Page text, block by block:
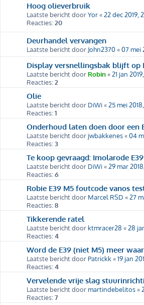
Hoog olieverbruik
Laatste bericht doorYor«22 dec 2019,
Reacties:20
Deurhandel vervangen
Laatste bericht door John2370«07 mei
Display versnellingsbak blijft op
Laatste bericht door Robin«21 jan
Reacties:2
Olie
Laatste bericht door DiWi«25 mei
Reacties:1
Onderhoud laten doen door een
Laatste bericht door jwbakkenes«04
Reacties:3
Te koop gevraagd: Imolarode
Laatste bericht door DiWi«29 mar
Reacties:6
Robie E39 M5 foutcode vanos
Laatste bericht door Marcel RSD «27
Reacties:8
Tikkerende ratel
Laatste bericht door ktmracer28 «28
Reacties:4
Word de E39 (niet M5) meer
Laatste bericht door Patrickk «19 jan
Reacties:4
Vervelende vrije slag
Laatste bericht door martindebelitos«
Reacties:7